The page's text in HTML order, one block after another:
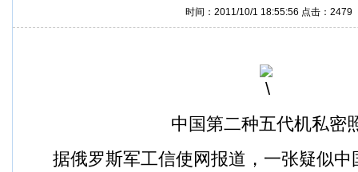
时间：2011/10/1 18:55:56 点击： 2479
中国第二种五代机私密
据俄罗斯军工信使网报道，一张疑似中